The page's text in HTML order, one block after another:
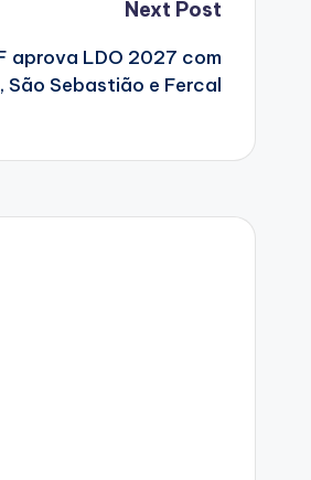
Next Post
aprova LDO 2027 com
Sebastião e Fercal